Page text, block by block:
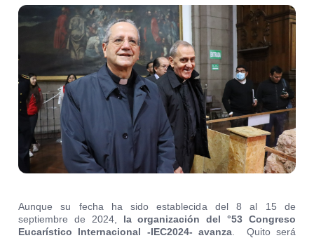
Aunque su fecha ha sido establecida del 8 al 15 de
septiembre de 2024, la organización del °53 Congreso
Eucarístico Internacional -IEC2024- avanza . Quito será